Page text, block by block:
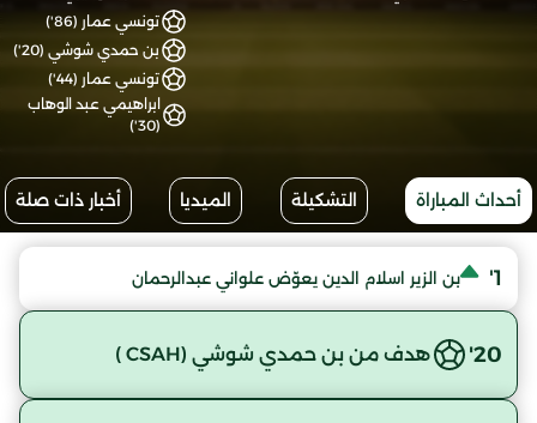
تونسي عمار (86')
بن حمدي شوشي (20')
تونسي عمار (44')
ابراهيمي عبد الوهاب
(30')
أحداث المباراة التشكيلة الميديا أخبار ذات صلة
1' بن الزير اسلام الدين يعوّض علواني عبدالرحمان
20' هدف من بن حمدي شوشي (CSAH )